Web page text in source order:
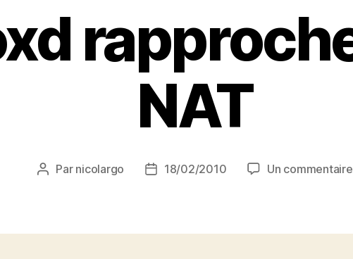
NAT
Auteur
Par nicolargo
Date18/02/2010 Un commentaire